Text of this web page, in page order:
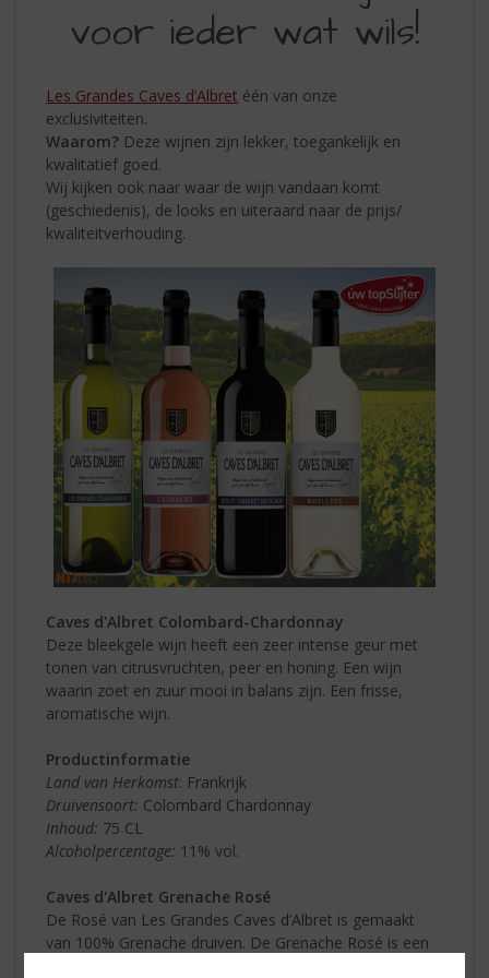
WIJNEN:
IEDER
WAT
WILS
voor ieder wat wils!
Les Grandes Caves d’Albret één van onze
exclusiviteiten.
Waarom? Deze wijnen zijn lekker, toegankelijk en
kwalitatief goed.
Wij kijken ook naar waar de wijn vandaan komt
(geschiedenis), de looks en uiteraard naar de prijs/
kwaliteitverhouding.
Caves d'Albret Colombard-Chardonnay
Deze bleekgele wijn heeft een zeer intense geur met
tonen van citrusvruchten, peer en honing. Een wijn
waarin zoet en zuur mooi in balans zijn. Een frisse,
aromatische wijn.
Productinformatie
Land van Herkomst: Frankrijk
Druivensoort: Colombard Chardonnay
Inhoud: 75 CL
Alcoholpercentage: 11% vol.
Caves d'Albret Grenache Rosé
De Rosé van Les Grandes Caves d’Albret is gemaakt
van 100% Grenache druiven. De Grenache Rosé is een